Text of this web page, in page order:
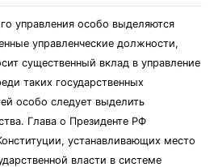
управления особо выделяются
управленческие должности,
существенный вклад в управление
таких государственных
особо следует выделить
Глава о Президенте РФ
устанавливающих место
власти в системе